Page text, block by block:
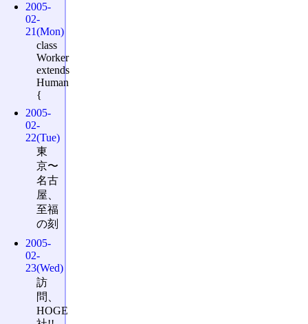
2005-
02-
21(Mon)
class
Worker
extends
Human
{
2005-
02-
22(Tue)
東
京〜
名古
屋、
至福
の刻
2005-
02-
23(Wed)
訪
問、
HOGE